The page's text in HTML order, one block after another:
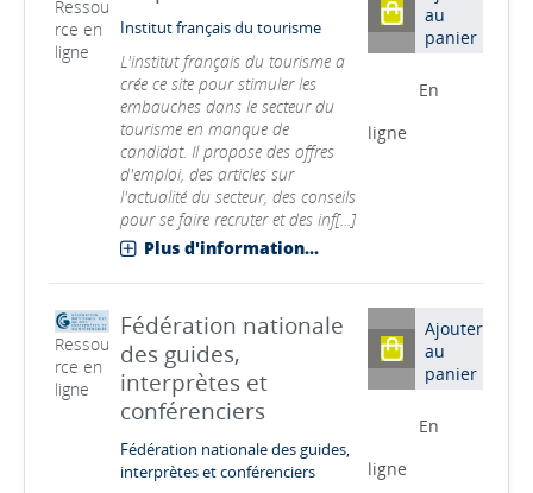
Ressou
rce en
ligne
Institut français du tourisme
L'institut français du tourisme a
crée ce site pour stimuler les
embauches dans le secteur du
tourisme en manque de
candidat. Il propose des offres
d'emploi, des articles sur
l'actualité du secteur, des conseils
pour se faire recruter et des inf[...]
Plus d'information...
au
panier
En
ligne
Ressou
rce en
ligne
Fédération nationale
des guides,
interprètes et
conférenciers
Fédération nationale des guides,
interprètes et conférenciers
Ajouter
au
panier
En
ligne